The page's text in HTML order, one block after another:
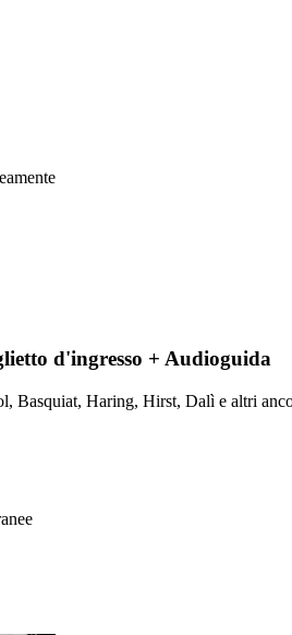
d'ingresso + Audioguida
Basquiat, Haring, Hirst, Dalì e altri